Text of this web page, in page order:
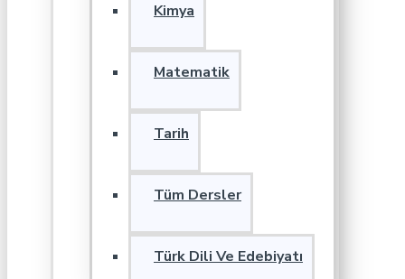
Kimya
Matematik
Tarih
Tüm Dersler
Türk Dili Ve Edebiyatı